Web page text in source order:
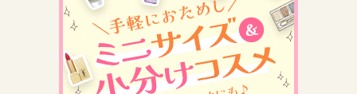
フレグランス
ボディ＆ヘア
ライフスタイル